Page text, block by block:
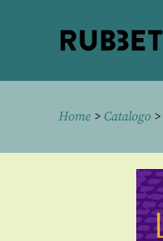
Home > Catalogo >